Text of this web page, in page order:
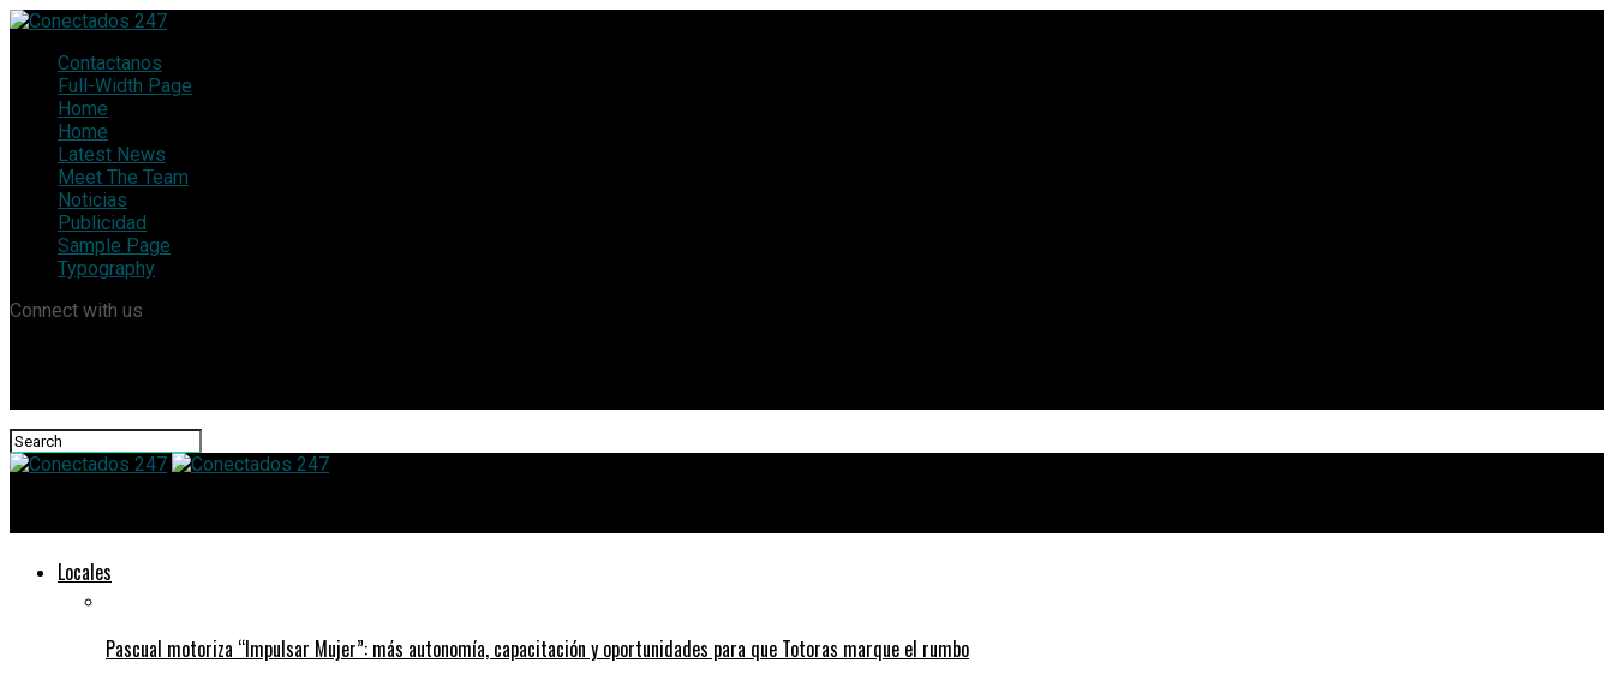
Contactanos
Full-Width Page
Home
Home
Latest News
Meet The Team
Noticias
Publicidad
Sample Page
Typography
Connect with us
Locales
Pascual motoriza “Impulsar Mujer”: más autonomía, capacitación y oportunidades para que Totoras marque el rumbo